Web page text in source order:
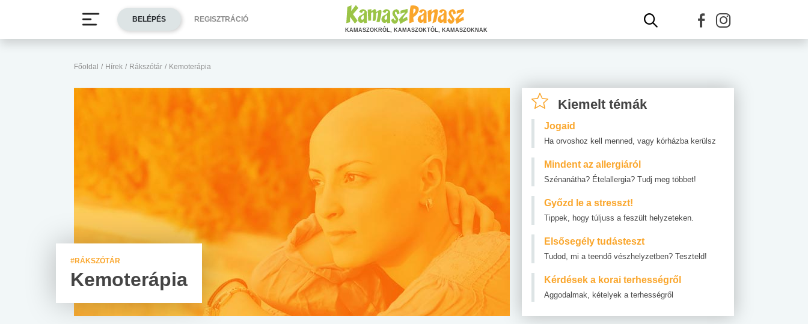
Főoldal / Hírek / Rákszótár / Kemoterápia
#RÁKSZÓTÁR
Kemoterápia
Kiemelt témák
Jogaid
Ha orvoshoz kell menned, vagy kórházba kerülsz
Mindent az allergiáról
Szénanátha? Ételallergia? Tudj meg többet!
Győzd le a stresszt!
Tippek, hogy túljuss a feszült helyzeteken.
Elsősegély tudásteszt
Tudod, mi a teendő vészhelyzetben? Teszteld!
Kérdések a korai terhességről
Aggodalmak, kételyek a terhességről
BELÉPÉS REGISZTRÁCIÓ
KAMASZOKRÓL, KAMASZOKTÓL, KAMASZOKNAK